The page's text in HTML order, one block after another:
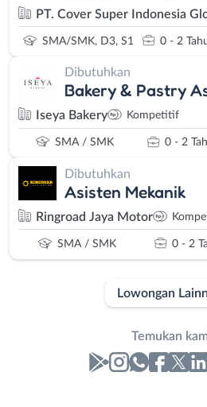
PT. Cover Super Indonesia
SMA/SMK, D3, S1 0 - 2
Dibutuhkan
Bakery & Pastry
Iseya Bakery Kompetitif
SMA / SMK 0 - 2
Dibutuhkan
Asisten Mekanik
Ringroad Jaya Motor
SMA / SMK 0 - 2
Lowongan
Temukan